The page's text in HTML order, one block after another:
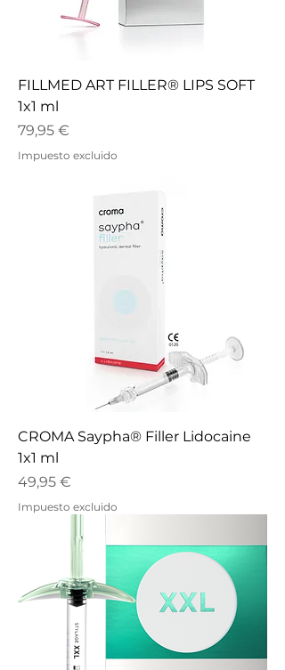
FILLMED ART FILLER® LIPS SOFT
1x1 ml
Precio
79,95 €
Impuesto excluido
CROMA Saypha® Filler Lidocaine
1x1 ml
Precio
49,95 €
Impuesto excluido